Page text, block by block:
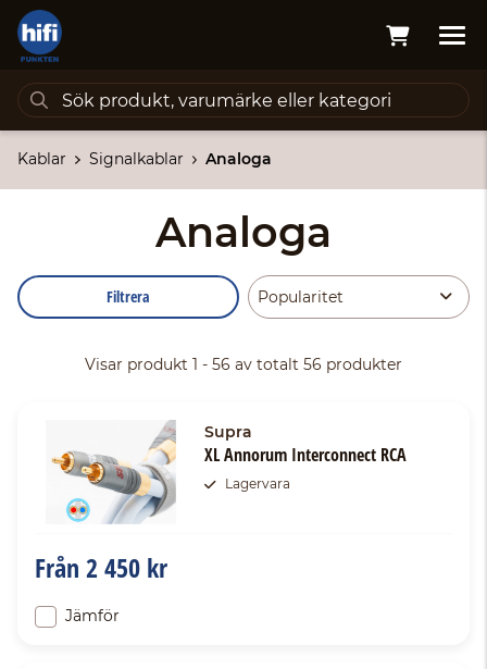
Kablar Signalkablar Analoga
Analoga
Filtrera
Visar produkt 1 - 56 av totalt 56 produkter
Supra
XL Annorum Interconnect RCA
Lagervara
Från 2 450 kr
Jämför